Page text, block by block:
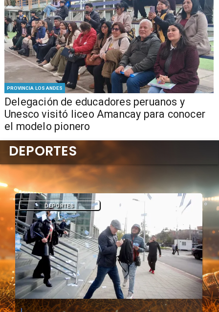
PROVINCIA LOS ANDES
Delegación de educadores peruanos y
Unesco visitó liceo Amancay para conocer
el modelo pionero
DEPORTES
DEPORTES